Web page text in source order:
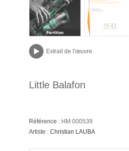
Extrait de l'œuvre
Little Balafon
Référence : HM 000539
Artiste : Christian LAUBA